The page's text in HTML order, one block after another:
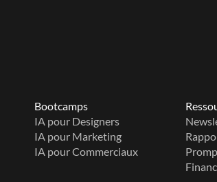
Bootcamps
IA pour Designers
IA pour Marketing
IA pour Commerciaux